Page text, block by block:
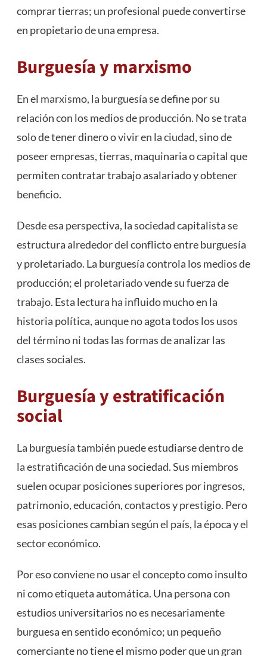
comprar tierras; un profesional puede convertirse
en propietario de una empresa.
Burguesía y marxismo
En el marxismo, la burguesía se define por su
relación con los medios de producción. No se trata
solo de tener dinero o vivir en la ciudad, sino de
poseer empresas, tierras, maquinaria o capital que
permiten contratar trabajo asalariado y obtener
beneficio.
Desde esa perspectiva, la sociedad capitalista se
estructura alrededor del conflicto entre burguesía
y proletariado. La burguesía controla los medios de
producción; el proletariadovende su fuerza de
trabajo. Esta lectura ha influido mucho en la
historia política, aunque no agota todos los usos
del término ni todas las formas de analizar las
clases sociales.
Burguesía y estratificación
social
La burguesía también puede estudiarse dentro de
la estratificaciónde una sociedad. Sus miembros
suelen ocupar posiciones superiores por ingresos,
patrimonio, educación, contactos y prestigio. Pero
esas posiciones cambian según el país, la época y el
sector económico.
Por eso conviene no usar el concepto como insulto
ni como etiqueta automática. Una persona con
estudios universitarios no es necesariamente
burguesa en sentido económico; un pequeño
comerciante no tiene el mismo poder que un gran